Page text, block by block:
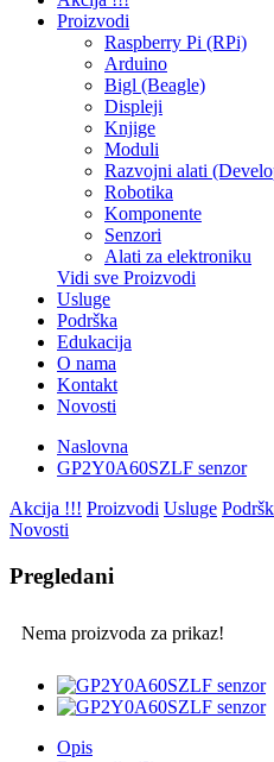
Proizvodi
Raspberry Pi (RPi)
Arduino
Bigl (Beagle)
Displеji
Knjige
Moduli
Razvojni alati
Robotika
Komponente
Senzori
Alati za elektroniku
Vidi sve Proizvodi
Usluge
Podrška
Edukacija
O nama
Kontakt
Novosti
Naslovna
GP2Y0A60SZLF senzor
Akcija !!! Proizvodi Usluge
Novosti
Pregledani
Nema proizvoda za prikaz!
Opis